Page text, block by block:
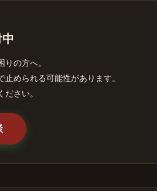
の方へ。
められる可能性があります。
さい。